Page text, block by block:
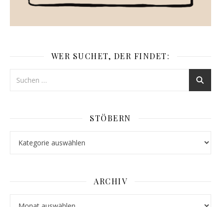
WER SUCHET, DER FINDET:
STÖBERN
ARCHIV